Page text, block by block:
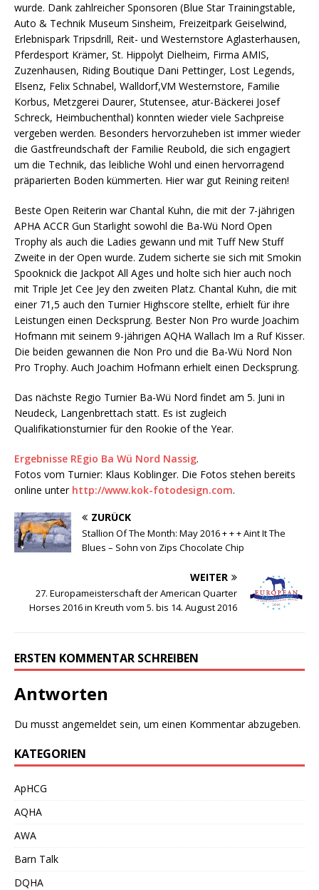
wurde. Dank zahlreicher Sponsoren (Blue Star Trainingstable,
Auto & Technik Museum Sinsheim, Freizeitpark Geiselwind,
Erlebnispark Tripsdrill, Reit- und Westernstore Aglasterhausen,
Pferdesport Krämer, St. Hippolyt Dielheim, Firma AMIS,
Zuzenhausen, Riding Boutique Dani Pettinger, Lost Legends,
Elsenz, Felix Schnabel, Walldorf,VM Westernstore, Familie
Korbus, Metzgerei Daurer, Stutensee, atur-Bäckerei Josef
Schreck, Heimbuchenthal) konnten wieder viele Sachpreise
vergeben werden. Besonders hervorzuheben ist immer wieder
die Gastfreundschaft der Familie Reubold, die sich engagiert
um die Technik, das leibliche Wohl und einen hervorragend
präparierten Boden kümmerten. Hier war gut Reining reiten!
Beste Open Reiterin war Chantal Kuhn, die mit der 7-jährigen
APHA ACCR Gun Starlight sowohl die Ba-Wü Nord Open
Trophy als auch die Ladies gewann und mit Tuff New Stuff
Zweite in der Open wurde. Zudem sicherte sie sich mit Smokin
Spooknick die Jackpot All Ages und holte sich hier auch noch
mit Triple Jet Cee Jey den zweiten Platz. Chantal Kuhn, die mit
einer 71,5 auch den Turnier Highscore stellte, erhielt für ihre
Leistungen einen Decksprung. Bester Non Pro wurde Joachim
Hofmann mit seinem 9-jährigen AQHA Wallach Im a Ruf Kisser.
Die beiden gewannen die Non Pro und die Ba-Wü Nord Non
Pro Trophy. Auch Joachim Hofmann erhielt einen Decksprung.
Das nächste Regio Turnier Ba-Wü Nord findet am 5. Juni in
Neudeck, Langenbrettach statt. Es ist zugleich
Qualifikationsturnier für den Rookie of the Year.
Ergebnisse REgio Ba Wü Nord Nassig.
Fotos vom Turnier: Klaus Koblinger. Die Fotos stehen bereits
online unter http://www.kok-fotodesign.com.
ZURÜCK
Stallion Of The Month: May 2016 + + + Aint It The
Blues – Sohn von Zips Chocolate Chip
WEITER
27. Europameisterschaft der American Quarter
Horses 2016 in Kreuth vom 5. bis 14. August 2016
ERSTEN KOMMENTAR SCHREIBEN
Antworten
Du musst angemeldet sein, um einen Kommentar abzugeben.
KATEGORIEN
ApHCG
AQHA
AWA
Barn Talk
DQHA